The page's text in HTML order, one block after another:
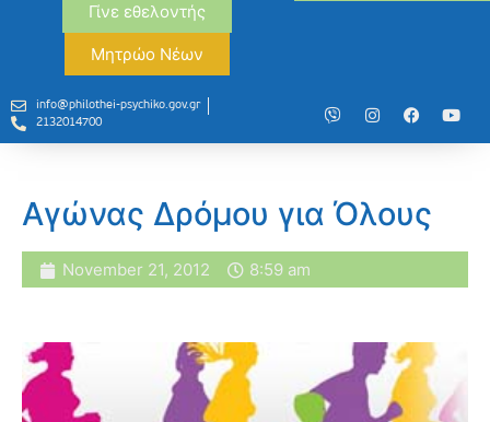
Γίνε εθελοντής
Μητρώο Νέων
info@philothei-psychiko.gov.gr
2132014700
Αγώνας Δρόμου για Όλους
November 21, 2012 8:59 am